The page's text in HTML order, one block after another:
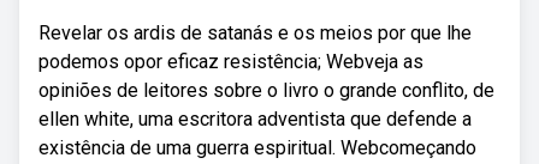
Revelar os ardis de satanás e os meios por que lhe
podemos opor eficaz resistência; Webveja as
opiniões de leitores sobre o livro o grande conflito, de
ellen white, uma escritora adventista que defende a
existência de uma guerra espiritual. Webcomeçando